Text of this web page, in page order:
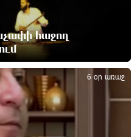
թիվը շուրջ 7 հազարով
է Լիբանանում
կետերի և
հաջող
6 օր առաջ